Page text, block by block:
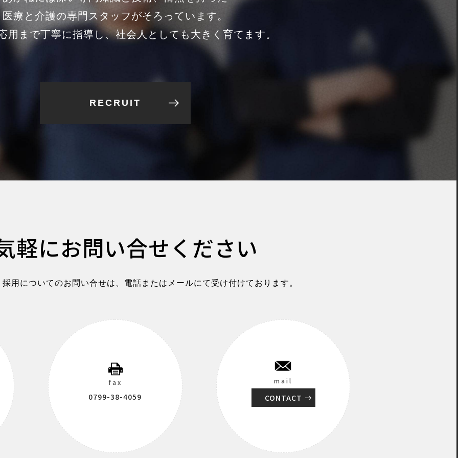
医療と介護の専門スタッフがそろっています。
用まで丁寧に指導し、社会人としても大きく育てます。
RECRUIT
軽にお問い合せください
用についてのお問い合せは、電話またはメールにて受け付けております。
fax
0799-38-4059
mail
CONTACT